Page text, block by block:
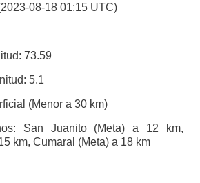
08-18 01:15 UTC)
73.59
5.1
(Menor a 30 km)
San Juanito (Meta) a 12 km,
km, Cumaral (Meta) a 18 km